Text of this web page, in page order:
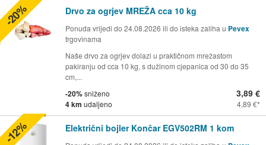
Drvo za ogrjev MREŽA cca 10 kg
Ponuda vrijedi do 24.08.2026 ili do isteka zaliha u Pevex
trgovinama
Naše drvo za ogrjev dolazi u praktičnom mrežastom
pakiranju od cca 10 kg, s dužinom cjepanica od 30 do 35
cm,...
-20%sniženo
4 km udaljeno
3,89 €
4,89 €
-20%
Električni bojler Končar EGV502RM 1 kom
-12%